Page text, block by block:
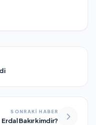
SONRAKİ HABER
Erdal Bakır kimdir?